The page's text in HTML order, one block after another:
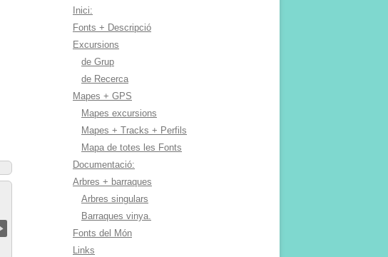
Inici:
Fonts + Descripció
Excursions
de Grup
de Recerca
Mapes + GPS
Mapes excursions
Mapes + Tracks + Perfils
Mapa de totes les Fonts
Documentació:
Arbres + barraques
Arbres singulars
Barraques vinya.
Fonts del Món
Links